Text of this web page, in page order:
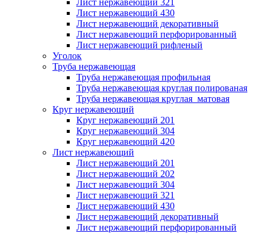
Лист нержавеющий 321
Лист нержавеющий 430
Лист нержавеющий декоративный
Лист нержавеющий перфорированный
Лист нержавеющий рифленый
Уголок
Труба нержавеющая
Труба нержавеющая профильная
Труба нержавеющая круглая полированая
Труба нержавеющая круглая матовая
Круг нержавеющий
Круг нержавеющий 201
Круг нержавеющий 304
Круг нержавеющий 420
Лист нержавеющий
Лист нержавеющий 201
Лист нержавеющий 202
Лист нержавеющий 304
Лист нержавеющий 321
Лист нержавеющий 430
Лист нержавеющий декоративный
Лист нержавеющий перфорированный